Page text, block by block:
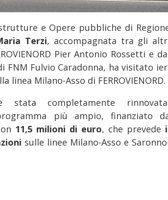
e Opere pubbliche di
Terzi, accompagnata tra gli
Pier Antonio Rossetti e
FNM Fulvio Caradonna, ha visitato
linea Milano-Asso di FERROVIENORD.
stata completamente
più ampio, finanziato
11,5 milioni di euro, che prevede
sulle linee Milano-Asso e